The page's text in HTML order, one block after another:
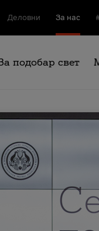
Деловни За нас
подобар свет